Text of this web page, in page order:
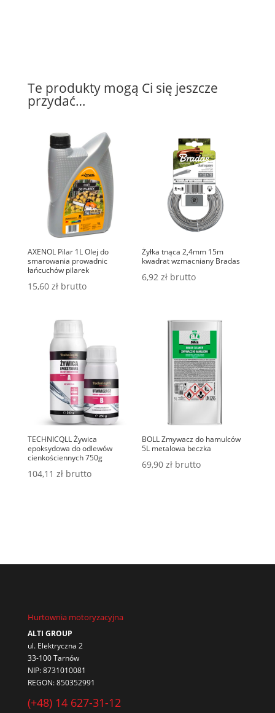
Te produkty mogą Ci się jeszcze
przydać…
AXENOL Pilar 1L Olej do
smarowania prowadnic
łańcuchów pilarek
15,60 zł brutto
Żyłka tnąca 2,4mm 15m
kwadrat wzmacniany Bradas
6,92zł brutto
TECHNICQLL Żywica
epoksydowa do odlewów
cienkościennych 750g
104,11 zł brutto
BOLL Zmywacz do hamulców
5L metalowa beczka
69,90zł brutto
Hurtownia motoryzacyjna
ALTI GROUP
ul. Elektryczna 2
33-100 Tarnów
NIP: 8731010081
REGON: 850352991
(+48) 14 627-31-12